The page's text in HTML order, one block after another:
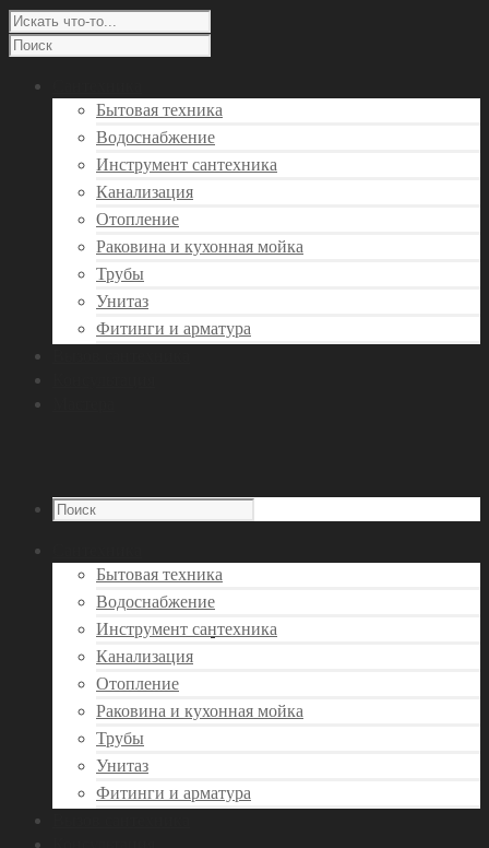
Бытовая техника
Водоснабжение
Инструмент сантехника
Канализация
Отопление
Раковина и кухонная мойка
Трубы
Унитаз
Фитинги и арматура
Бытовая техника
Водоснабжение
Инструмент сантехника
Канализация
Отопление
Раковина и кухонная мойка
Трубы
Унитаз
Фитинги и арматура